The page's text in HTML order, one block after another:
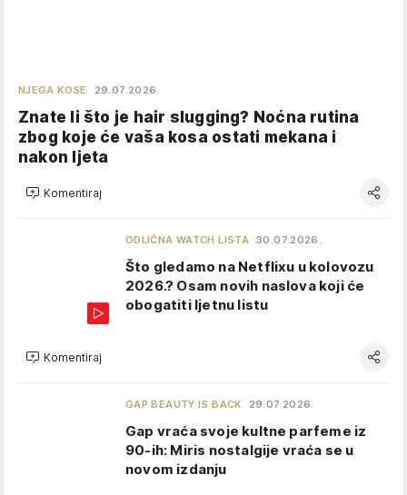
NJEGA KOSE 29.07.2026.
Znate li što je hair slugging? Noćna rutina
zbog koje će vaša kosa ostati mekana i
nakon ljeta
Komentiraj
ODLIČNA WATCH LISTA 30.07.2026.
Što gledamo na Netflixu u kolovozu
2026.? Osam novih naslova koji će
obogatiti ljetnu listu
Komentiraj
GAP BEAUTY IS BACK 29.07.2026.
Gap vraća svoje kultne parfeme iz
90-ih: Miris nostalgije vraća se u
novom izdanju